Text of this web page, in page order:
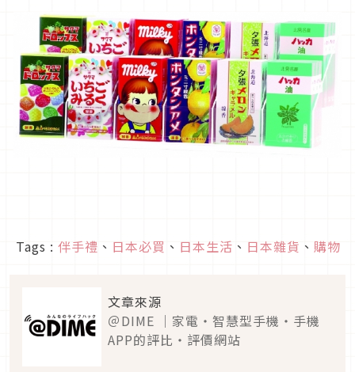
Tags : 伴手禮 、 日本必買 、 日本生活 、 日本雜貨 、 購物
文章來源
＠DIME ｜家電・智慧型手機・手機
APP的評比・評價網站